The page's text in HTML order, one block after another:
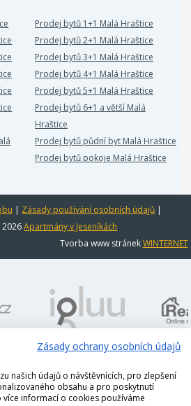
Prodej bytů 1+1 Malá Hraštice
Prodej bytů 2+1 Malá Hraštice
Prodej bytů 3+1 Malá Hraštice
Prodej bytů 4+1 Malá Hraštice
Prodej bytů 5+1 Malá Hraštice
Prodej bytů 6+1 a větší Malá
Hraštice
Prodej bytů půdní byt Malá Hraštice
Prodej bytů pokoje Malá Hraštice
| Zásady používání osobních údajů |
2026Apartmány v Jeseníkách
Tvorba www stránekWINTERNET
Zásady ochrany osobních údajů
našich údajů o návštěvnících, pro zlepšení
obsahu a pro poskytnutí
více informací o cookies používáme